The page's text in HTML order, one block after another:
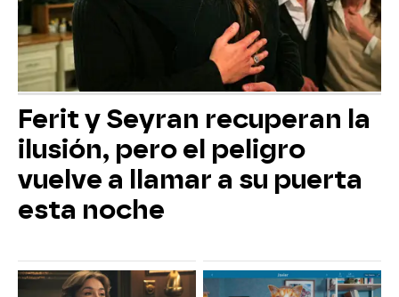
Ferit y Seyran recuperan la
ilusión, pero el peligro
vuelve a llamar a su puerta
esta noche